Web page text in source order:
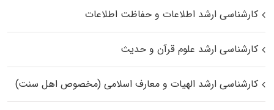
کارشناسی ارشد اطلاعات و حفاظت اطلاعات
کارشناسی ارشد علوم قرآن و حدیث
کارشناسی ارشد الهیات و معارف اسلامی (مخصوص اهل سنت)